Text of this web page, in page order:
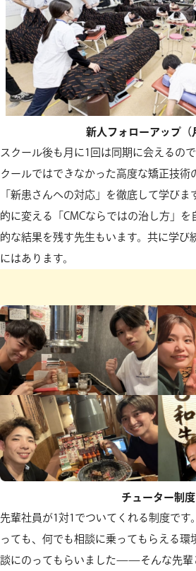
新人フォローアップ（
スクール後も月に1回は同期に会えるの
クールではできなかった高度な矯正技術
「新患さんへの対応」を徹底して学びま
的に変える「CMCならではの治し方」を
的な結果を残す先生もいます。共に学び
にはあります。
チューター制度
先輩社員が1対1でついてくれる制度です
っても、何でも相談に乗ってもらえる環
談にのってもらいました——そんな先輩